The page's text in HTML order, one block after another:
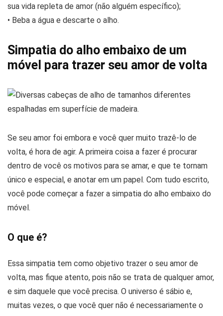
sua vida repleta de amor (não alguém específico);
• Beba a água e descarte o alho.
Simpatia do alho embaixo de um
móvel para trazer seu amor de volta
Se seu amor foi embora e você quer muito trazê-lo de
volta, é hora de agir. A primeira coisa a fazer é procurar
dentro de você os motivos para se amar, e que te tornam
único e especial, e anotar em um papel. Com tudo escrito,
você pode começar a fazer a simpatia do alho embaixo do
móvel.
O que é?
Essa simpatia tem como objetivo trazer o seu amor de
volta, mas fique atento, pois não se trata de qualquer amor,
e sim daquele que você precisa. O universo é sábio e,
muitas vezes, o que você quer não é necessariamente o